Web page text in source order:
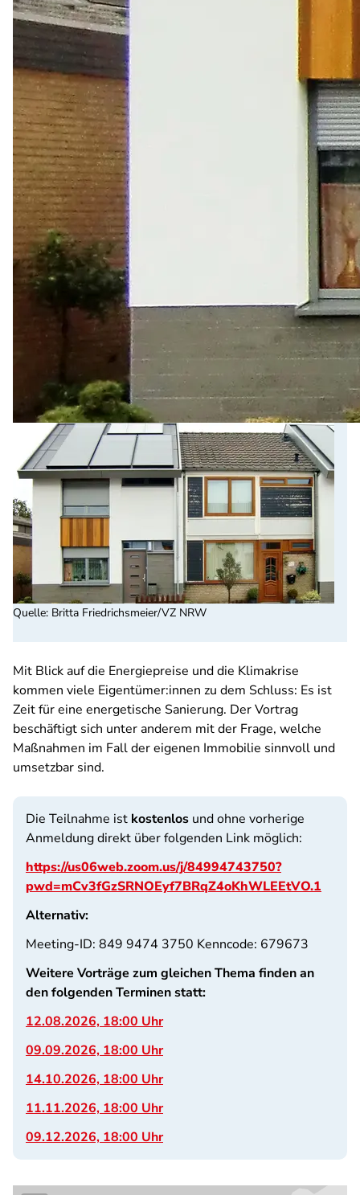
Quelle: Britta Friedrichsmeier/VZ NRW
Mit Blick auf die Energiepreise und die Klimakrise
kommen viele Eigentümer:innen zu dem Schluss: Es ist
Zeit für eine energetische Sanierung. Der Vortrag
beschäftigt sich unter anderem mit der Frage, welche
Maßnahmen im Fall der eigenen Immobilie sinnvoll und
umsetzbar sind.
Die Teilnahme ist kostenlos und ohne vorherige
Anmeldung direkt über folgenden Link möglich:
https://us06web.zoom.us/j/84994743750?
pwd=mCv3fGzSRNOEyf7BRqZ4oKhWLEEtVO.1
Alternativ:
Meeting-ID: 849 9474 3750 Kenncode: 679673
Weitere Vorträge zum gleichen Thema finden an
den folgenden Terminen statt:
12.08.2026, 18:00 Uhr
09.09.2026, 18:00 Uhr
14.10.2026, 18:00 Uhr
11.11.2026, 18:00 Uhr
09.12.2026, 18:00 Uhr